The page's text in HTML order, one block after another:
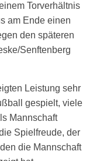
Torverhältnis
am Ende einen
den späteren
Senftenberg
Leistung sehr
gespielt, viele
Mannschaft
Spielfreude, der
die Mannschaft